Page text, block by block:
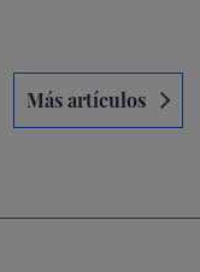
Más artículos